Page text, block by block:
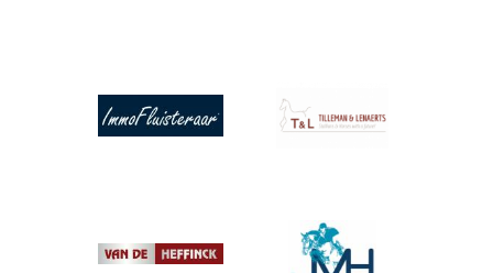
Afbeelding Afbeelding
Afbeelding
Afbeelding